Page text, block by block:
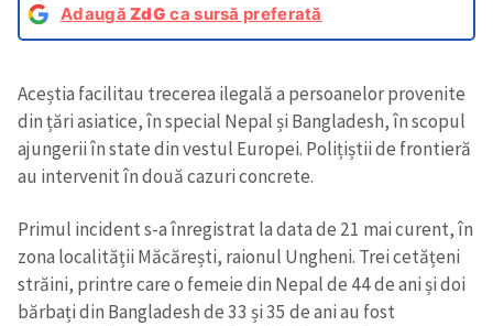
AdaugăZdG ca sursă preferată
Aceștia facilitau trecerea ilegală a persoanelor provenite
din țări asiatice, în special Nepal și Bangladesh, în scopul
ajungerii în state din vestul Europei. Polițiștii de frontieră
au intervenit în două cazuri concrete.
Primul incident s-a înregistrat la data de 21 mai curent, în
zona localității Măcărești, raionul Ungheni. Trei cetățeni
străini, printre care o femeie din Nepal de 44 de ani și doi
bărbați din Bangladesh de 33 și 35 de ani au fost